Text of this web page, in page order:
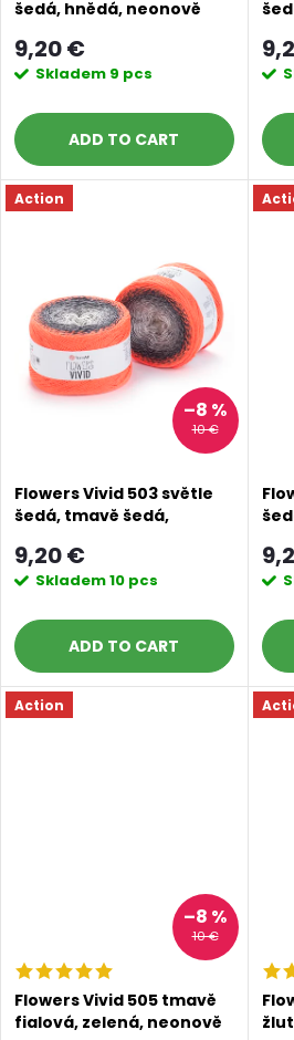
o
r
t
i
g
p
r
o
d
c
t
s
šedá, hnědá, neonově
9,20 €
Skladem 9 pcs
ADD TO CART
Action
10 €
–8 %
Flowers Vivid 503 světle
šedá, tmavě šedá,
9,20 €
Skladem10 pcs
ADD TO CART
Action
10 €
–8 %
Flowers Vivid 505 tmavě
fialová, zelená, neonově